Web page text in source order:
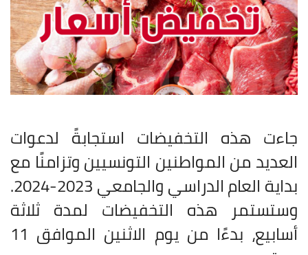
جاءت هذه التخفيضات استجابةً لدعوات
العديد من المواطنين التونسيين وتزامنًا مع
بداية العام الدراسي والجامعي 2023-2024.
وستستمر هذه التخفيضات لمدة ثلاثة
أسابيع، بدءًا من يوم الاثنين الموافق 11